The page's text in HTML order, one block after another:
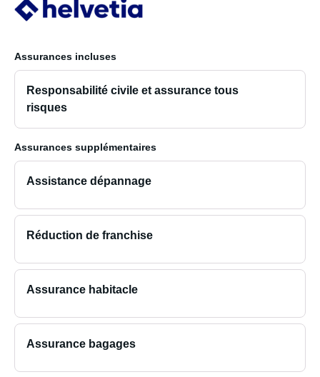
Assurances incluses
Responsabilité civile et assurance tous
risques
Assurances supplémentaires
Assistance dépannage
Réduction de franchise
Assurance habitacle
Assurance bagages